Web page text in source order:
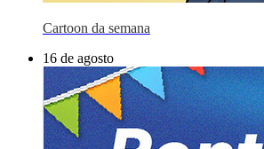
Cartoon da semana
16 de agosto